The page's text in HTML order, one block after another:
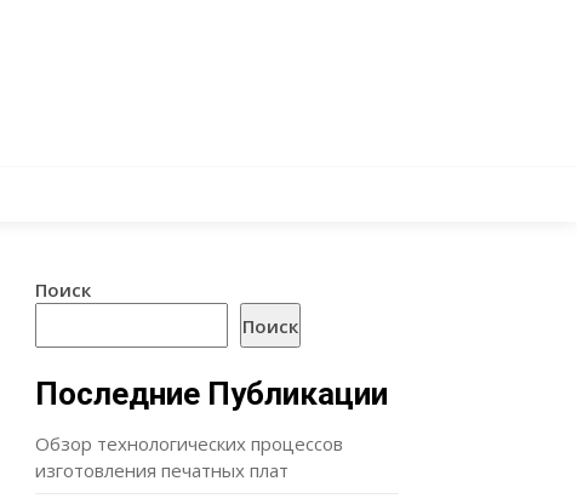
Поиск
Поиск
Последние Публикации
Обзор технологических процессов
изготовления печатных плат